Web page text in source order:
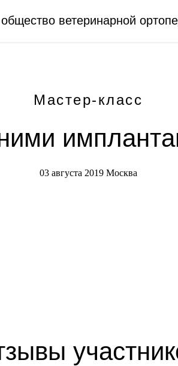
ветеринарной
Мастер-класс
03 августа 2019 Москва